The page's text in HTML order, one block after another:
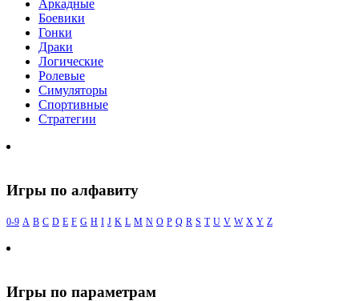
Аркадные
Боевики
Гонки
Драки
Логические
Ролевые
Симуляторы
Спортивные
Стратегии
Игры по алфавиту
0-9 A B C D E F G H I J K L M N O P Q R S T U V W X Y Z
Игры по параметрам